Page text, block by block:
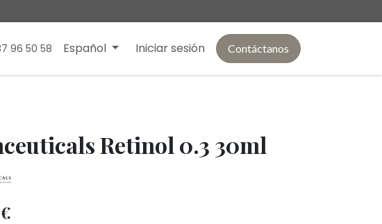
96 50 58 Español Iniciar sesión Contáctanos
Retinol 0.3 30ml
€